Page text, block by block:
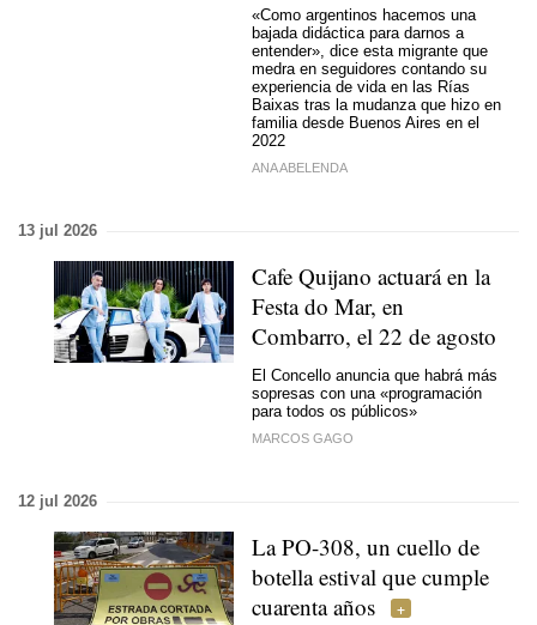
«Como argentinos hacemos una
bajada didáctica para darnos a
entender», dice esta migrante que
medra en seguidores contando su
experiencia de vida en las Rías
Baixas tras la mudanza que hizo en
familia desde Buenos Aires en el
2022
ANA ABELENDA
13 jul 2026
Cafe Quijano actuará en la
Festa do Mar, en
Combarro, el 22 de agosto
El Concello anuncia que habrá más
sopresas con una «programación
para todos os públicos»
MARCOS GAGO
12 jul 2026
La PO-308, un cuello de
botella estival que cumple
cuarenta años